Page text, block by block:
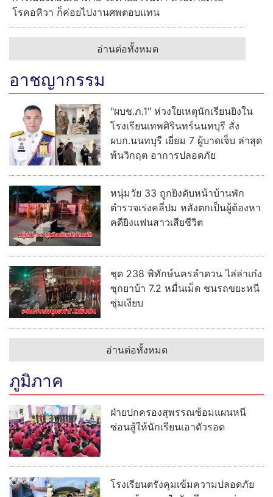
โรคอหิวา ก็ค่อยไปงานศพตอบแทน
อ่านต่อทั้งหมด
อาชญากรรม
"ผบช.ภ.1" ห่วงใยเหตุนักเรียนยิงใน
โรงเรียนเทพศิรินทร์นนทบุรี สั่ง
ผบก.นนทบุรี เยี่ยม 7 ผู้บาดเจ็บ ล่าสุด
พ้นวิกฤต อาการปลอดภัย
หนุ่มวัย 33 ถูกยิงดับหน้าบ้านพัก
ตำรวจเร่งคลี่ปม หลังตกเป็นผู้ต้องหา
คดียิงแฟนสาวเสียชีวิต
ชุด 238 พิทักษ์นครลำดวน ไล่ล่าเก๋ง
ซุกยาบ้า 7.2 หมื่นเม็ด ชนรถขยะหนี
ซุ่มเงียบ
อ่านต่อทั้งหมด
ภูมิภาค
ฝ่ายปกครองสุพรรณซ้อมแผนหนี
ซ่อนสู้ให้นักเรียนเอาตัวรอด
โรงเรียนตรังคุมเข้มความปลอดภัย